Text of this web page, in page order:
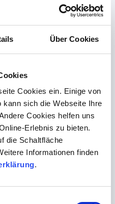
Über Cookies
Cookies ein. Einige von
sich die Webseite Ihre
Cookies helfen uns
Erlebnis zu bieten.
die Schaltfläche
Informationen finden
.
vermeiden.
im Labor
darum, die Fähigkeit des
der mit der
der 24. und 28.
Sie zu einem einfachen
Sie eine gering
– im Normalfall – schnell
sinken. Nach einer Stunde